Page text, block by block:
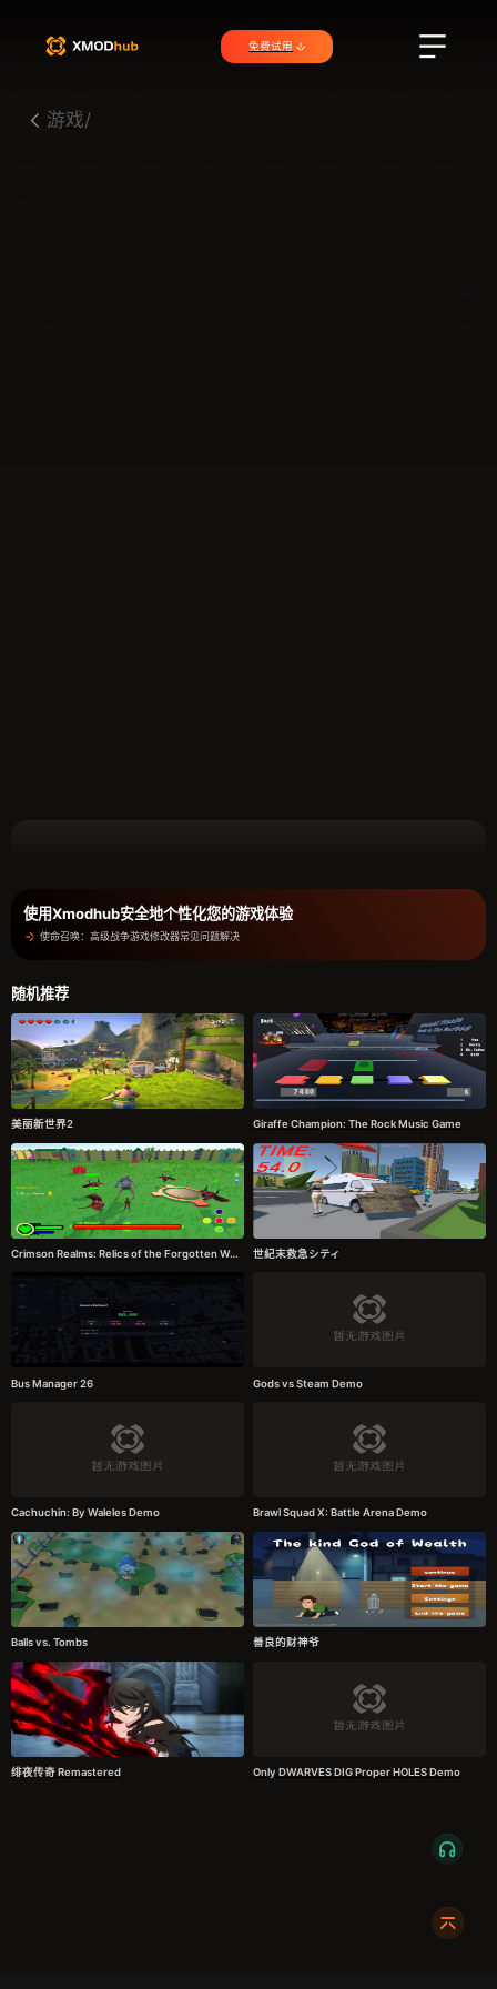
免费试用
游戏/
使用Xmodhub安全地个性化您的游戏体验
使命召唤：高级战争游戏修改器常见问题解决
随机推荐
美丽新世界2 Giraffe Champion: The Rock Music Game
Crimson Realms: Relics of the Forgotten World 世紀末救急シティ
Bus Manager 26 Gods vs Steam Demo
Cachuchin: By Waleles Demo Brawl Squad X: Battle Arena Demo
Balls vs. Tombs 善良的财神爷
绯夜传奇 Remastered Only DWARVES DIG Proper HOLES Demo